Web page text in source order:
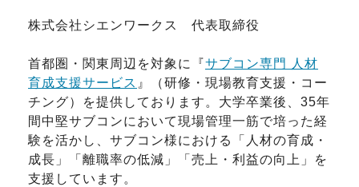
株式会社シエンワークス 代表取締役
首都圏・関東周辺を対象に『 サブコン専門 人材
育成支援サービス 』（研修・現場教育支援・コー
チング）を提供しております。大学卒業後、35年
間中堅サブコンにおいて現場管理一筋で培った経
験を活かし、サブコン様における「人材の育成・
成長」「離職率の低減」「売上・利益の向上」を
支援しています。